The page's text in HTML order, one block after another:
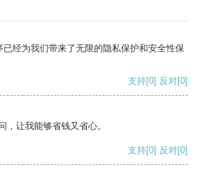
经为我们带来了无限的隐私保护和安全性保
支持[0] 反对[0]
，让我能够省钱又省心。
支持[0] 反对[0]